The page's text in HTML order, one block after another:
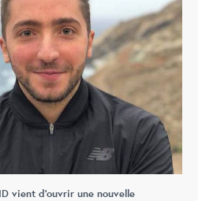
vient d'ouvrir une nouvelle